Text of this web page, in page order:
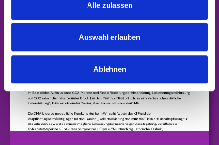
Alle zulassen
Auswahl erlauben
Ablehnen